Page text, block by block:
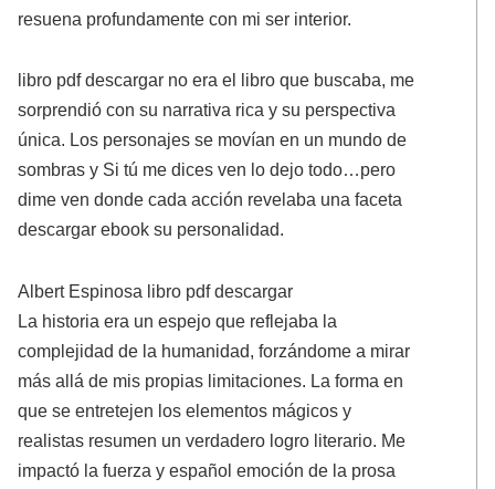
resuena profundamente con mi ser interior.
libro pdf descargar no era el libro que buscaba, me
sorprendió con su narrativa rica y su perspectiva
única. Los personajes se movían en un mundo de
sombras y Si tú me dices ven lo dejo todo…pero
dime ven donde cada acción revelaba una faceta
descargar ebook su personalidad.
Albert Espinosa libro pdf descargar
La historia era un espejo que reflejaba la
complejidad de la humanidad, forzándome a mirar
más allá de mis propias limitaciones. La forma en
que se entretejen los elementos mágicos y
realistas resumen un verdadero logro literario. Me
impactó la fuerza y español emoción de la prosa